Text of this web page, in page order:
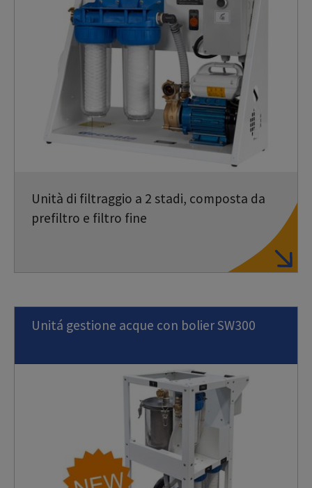
Unità di filtraggio a 2 stadi, composta da
prefiltro e filtro fine
Unitá gestione acque con bolier SW300